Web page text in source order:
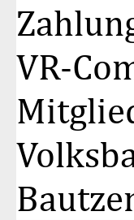
VR-